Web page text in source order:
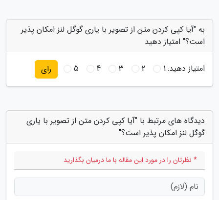
به "آیا کپی کردن متن از تصویر با یاری گوگل لنز امکان پذیر
است؟" امتیاز دهید
امتیاز دهید:1
2
3
4
5 رای
دیدگاه های مرتبط با "آیا کپی کردن متن از تصویر با یاری
گوگل لنز امکان پذیر است؟"
* نظرتان را در مورد این مقاله با ما درمیان بگذارید